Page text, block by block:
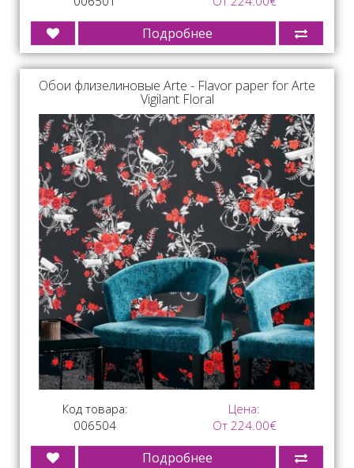
Подробнее
Обои флизелиновые Arte - Flavor paper for Arte
Vigilant Floral
Код товара:
006504
Цена:
От 224.00€
Подробнее